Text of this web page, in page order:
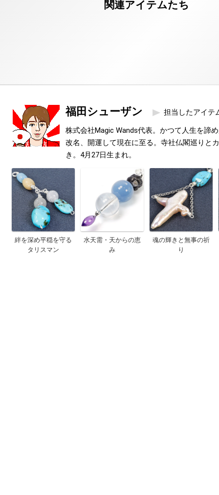
福田シューザン 担当したアイテ
株式会社Magic Wands代表。かつて人生を諦
改名、開運して現在に至る。寺社仏閣巡りと
き。4月27日生まれ。
絆を深め平穏を守る
タリスマン
水天需・天からの恵
み
魂の輝きと無事の祈
り